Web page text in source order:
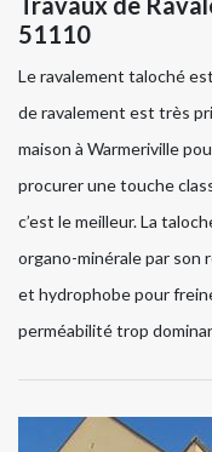
51110
Le ravalement taloché
de ravalement est très
maison à Warmeriville
procurer une touche
c’est le meilleur. La
organo-minérale par son
et hydrophobe pour
perméabilité trop